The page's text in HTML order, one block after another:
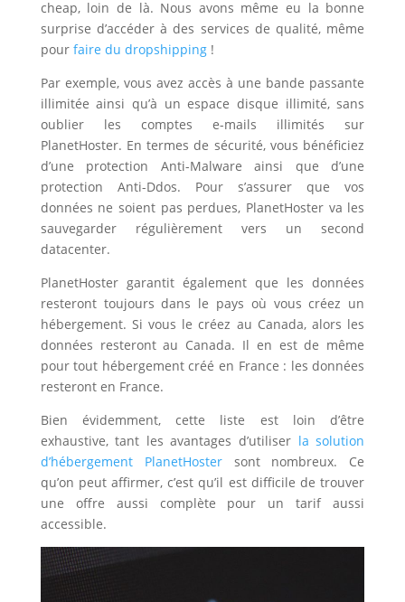
cheap, loin de là. Nous avons même eu la bonne
surprise d’accéder à des services de qualité, même
pour faire du dropshipping!
Par exemple, vous avez accès à une bande passante
illimitée ainsi qu’à un espace disque illimité, sans
oublier les comptes e-mails illimités sur
PlanetHoster. En termes de sécurité, vous bénéficiez
d’une protection Anti-Malware ainsi que d’une
protection Anti-Ddos. Pour s’assurer que vos
données ne soient pas perdues, PlanetHoster va les
sauvegarder régulièrement vers un second
datacenter.
PlanetHoster garantit également que les données
resteront toujours dans le pays où vous créez un
hébergement. Si vous le créez au Canada, alors les
données resteront au Canada. Il en est de même
pour tout hébergement créé en France : les données
resteront en France.
Bien évidemment, cette liste est loin d’être
exhaustive, tant les avantages d’utiliser la solution
d’hébergement PlanetHostersont nombreux. Ce
qu’on peut affirmer, c’est qu’il est difficile de trouver
une offre aussi complète pour un tarif aussi
accessible.